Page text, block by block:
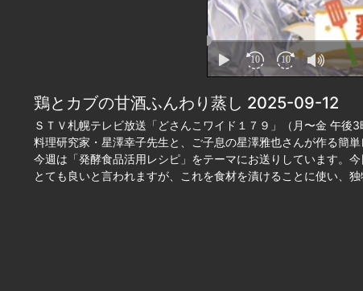
鶏とカブの甘酒ふんわり蒸し 2025-09-12
ＳＴＶ札幌テレビ放送「どさんこワイド１７９」（月〜金 午
料理研究家・星澤幸子先生と、ご子息の星澤雅也さんが作る簡単
今週は「発酵食品活用レシピ」をテーマにお送りしています。
とても良いと言われますが、これを食材を漬けることに使い、